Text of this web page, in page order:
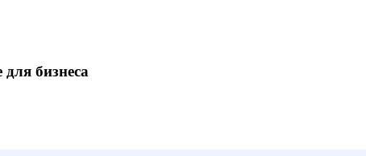
бизнеса